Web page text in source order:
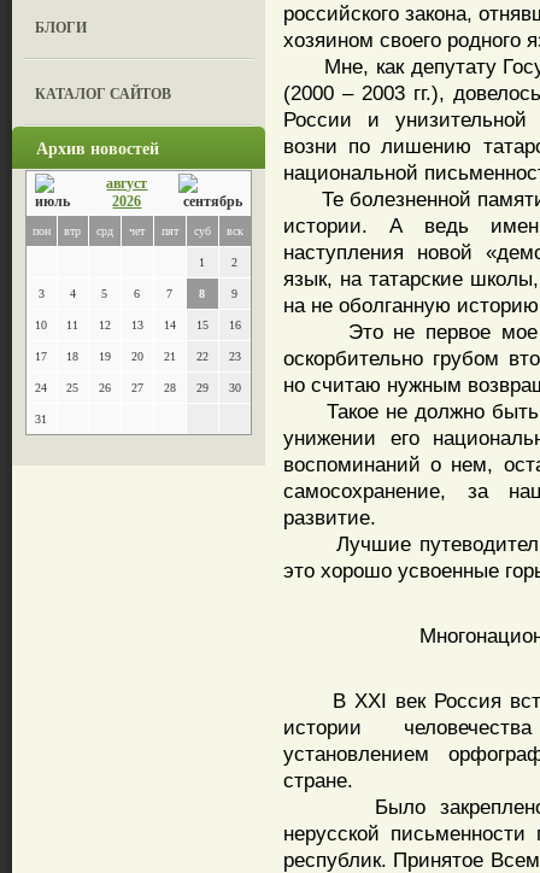
БЛОГИ
КАТАЛОГ САЙТОВ
Архив новостей
август
2026
пон втр срд чет пят суб вск
1 2
3 4 5 6 7 8 9
10 11 12 13 14 15 16
17 18 19 20 21 22 23
24 25 26 27 28 29 30
31
российского закона,
хозяином своего родного
Мне, как депутату
(2000 – 2003 гг.),
России и унизительной
возни по лишению
национальной
Те болезненной
истории. А ведь
наступления новой
язык, на татарские
на не оболганную
Это не первое мое
оскорбительно грубом
но считаю нужным
Такое не должно быть
унижении его
воспоминаний о нем,
самосохранение, за
развитие.
Лучшие путеводители
это хорошо усвоенные
В XXI век Россия
истории
установлением
стране.
Было закреплено
нерусской письменности
республик. Принятое